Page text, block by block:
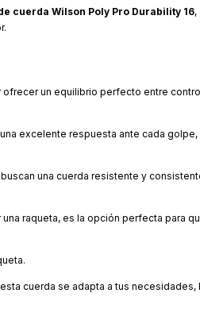
cuerda Wilson Poly Pro Durability 16,
ofrecer un equilibrio perfecto entre
excelente respuesta ante cada
una cuerda resistente y
raqueta, es la opción perfecta para
cuerda se adapta a tus